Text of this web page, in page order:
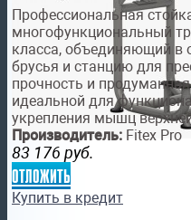
Профессиональная
многофункциональный
класса, объединяющий в
брусья и станцию для
прочность и
идеальной для
укрепления мышц
Производитель: Fitex Pro
83 176 руб.
отложить
Купить в кредит